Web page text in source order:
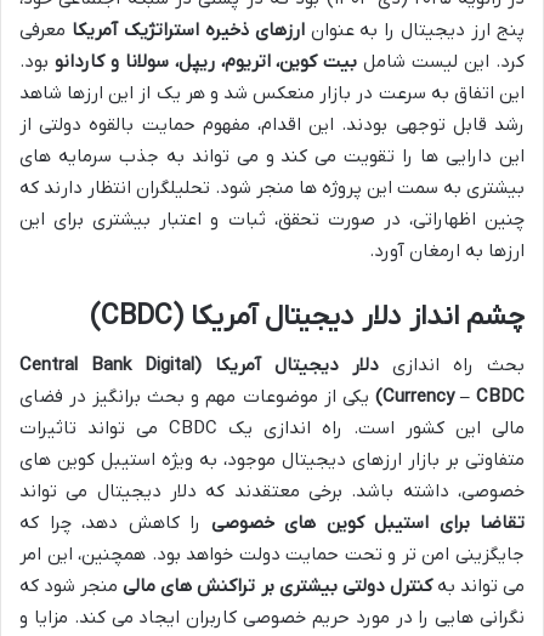
پنج ارز دیجیتال را به عنوانارزهای ذخیره استراتژیک آمریکا معرفی
کرد. این لیست شامل بیت کوین، اتریوم، ریپل، سولانا و کاردانو بود.
این اتفاق به سرعت در بازار منعکس شد و هر یک از این ارزها شاهد
رشد قابل توجهی بودند. این اقدام، مفهوم حمایت بالقوه دولتی از
این دارایی ها را تقویت می کند و می تواند به جذب سرمایه های
بیشتری به سمت این پروژه ها منجر شود. تحلیلگران انتظار دارند که
چنین اظهاراتی، در صورت تحقق، ثبات و اعتبار بیشتری برای این
ارزها به ارمغان آورد.
چشم انداز دلار دیجیتال آمریکا (CBDC)
بحث راه اندازی
دلار دیجیتال آمریکا (Central Bank Digital
Currency – CBDC) یکی از موضوعات مهم و بحث برانگیز در فضای
مالی این کشور است. راه اندازی یک CBDC می تواند تاثیرات
متفاوتی بر بازار ارزهای دیجیتال موجود، به ویژه استیبل کوین های
خصوصی، داشته باشد. برخی معتقدند که دلار دیجیتال می تواند
تقاضا برای استیبل کوین های خصوصی را کاهش دهد، چرا که
جایگزینی امن تر و تحت حمایت دولت خواهد بود. همچنین، این امر
می تواند بهکنترل دولتی بیشتری بر تراکنش های مالیمنجر شود که
نگرانی هایی را در مورد حریم خصوصی کاربران ایجاد می کند. مزایا و